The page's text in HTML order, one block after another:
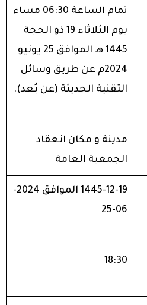
تمام الساعة 06:30 مساء
يوم الثلاثاء 19 ذو الحجة
1445 هـ الموافق 25 يونيو
2024م عن طريق وسائل
التقنية الحديثة (عن بُعد).
مدينة و مكان انعقاد
الجمعية العامة
1445-12-19 الموافق 2024-
06-25
18:30